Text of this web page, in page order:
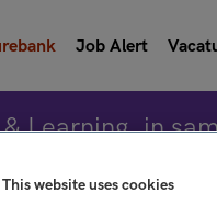
Job Alert
Learning, in
This website uses cookies